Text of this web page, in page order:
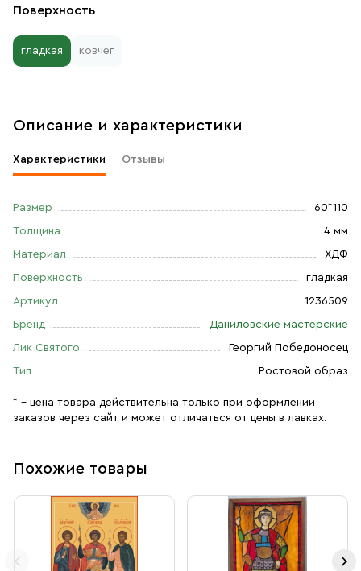
Поверхность
гладкая ковчег
Описание и характеристики
Характеристики Отзывы
Размер 60*110
Толщина 4 мм
Материал ХДФ
Поверхность гладкая
Артикул 1236509
Бренд Даниловские мастерские
Лик Святого Георгий Победоносец
Тип Ростовой образ
* – цена товара действительна только при оформлении
заказов через сайт и может отличаться от цены в лавках.
Похожие товары